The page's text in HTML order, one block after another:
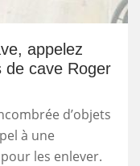
appelez
de cave Roger
d’objets
à une
les enlever.